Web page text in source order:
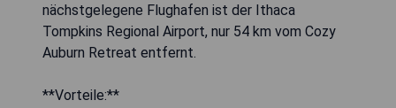
nächstgelegene Flughafen ist der Ithaca
Tompkins Regional Airport, nur 54 km vom Cozy
Auburn Retreat entfernt.
**Vorteile:**